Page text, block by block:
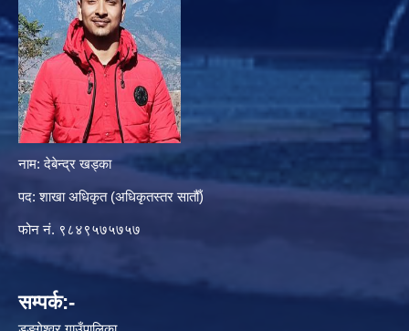
नाम: देबेन्द्र खड्का
पद: शाखा अधिकृत (अधिकृतस्तर सातौँ)
फोन नं. ९८४९५७५७५७
सम्पर्क:-